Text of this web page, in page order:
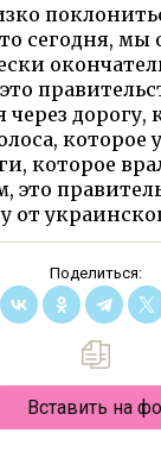
сегодня, мы
через дорогу,
которое
которое
это
от
Поделиться:
Вставить на